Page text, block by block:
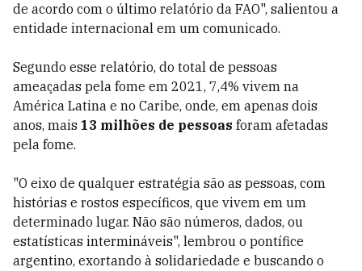
de acordo com o último relatório da FAO", salientou a
entidade internacional em um comunicado.
Segundo esse relatório, do total de pessoas
ameaçadas pela fome em 2021, 7,4% vivem na
América Latina e no Caribe, onde, em apenas dois
anos, mais 13 milhões de pessoas foram afetadas
pela fome.
"O eixo de qualquer estratégia são as pessoas, com
histórias e rostos específicos, que vivem em um
determinado lugar. Não são números, dados, ou
estatísticas intermináveis", lembrou o pontífice
argentino, exortando à solidariedade e buscando o